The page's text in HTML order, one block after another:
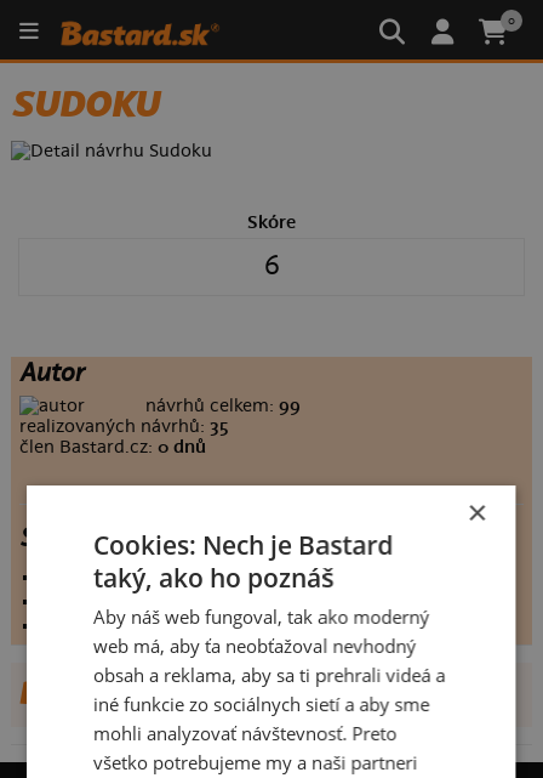
0
SUDOKU
Skóre
6
Autor
návrhů celkem:99
realizovaných návrhů: 35
člen Bastard.cz:0 dnů
Sudoku
vystaveno dne: 6.6.2007
komentářů:0
DALŠÍ NÁVRHY OD
×
Cookies: Nech je Bastard
taký, ako ho poznáš
Aby náš web fungoval, tak ako moderný
web má, aby ťa neobťažoval nevhodný
obsah a reklama, aby sa ti prehrali videá a
iné funkcie zo sociálnych sietí a aby sme
mohli analyzovať návštevnosť. Preto
všetko potrebujeme my a naši partneri